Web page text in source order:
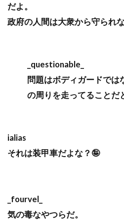
だよ。
政府の人間は大衆から守られ
_questionable_
問題はボディガードでは
の周りを走ってることだ
ialias
それは装甲車だよな？🤪
_fourvel_
気の毒なやつらだ。